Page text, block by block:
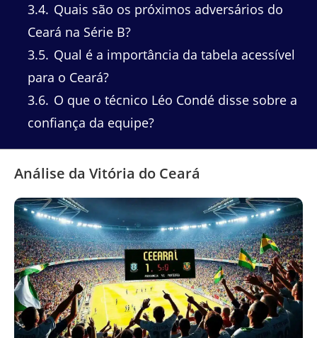
3.4 Quais são os próximos adversários do
Ceará na Série B?
3.5 Qual é a importância da tabela acessível
para o Ceará?
3.6 O que o técnico Léo Condé disse sobre a
confiança da equipe?
Análise da Vitória do Ceará